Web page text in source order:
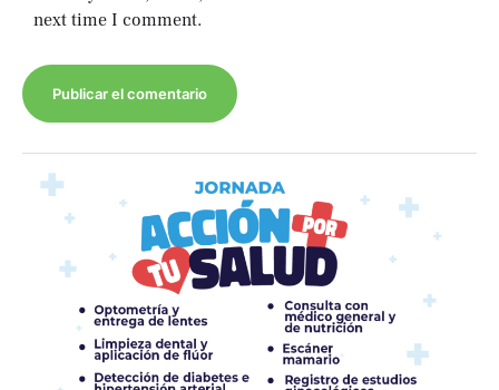
next time I comment.